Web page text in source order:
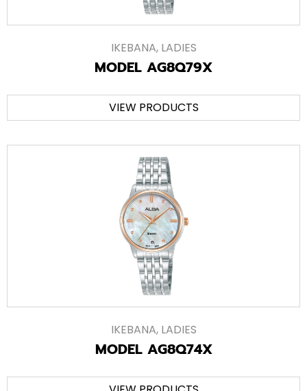
IKEBANA, LADIES
MODEL AG8Q79X
VIEW PRODUCTS
IKEBANA, LADIES
MODEL AG8Q74X